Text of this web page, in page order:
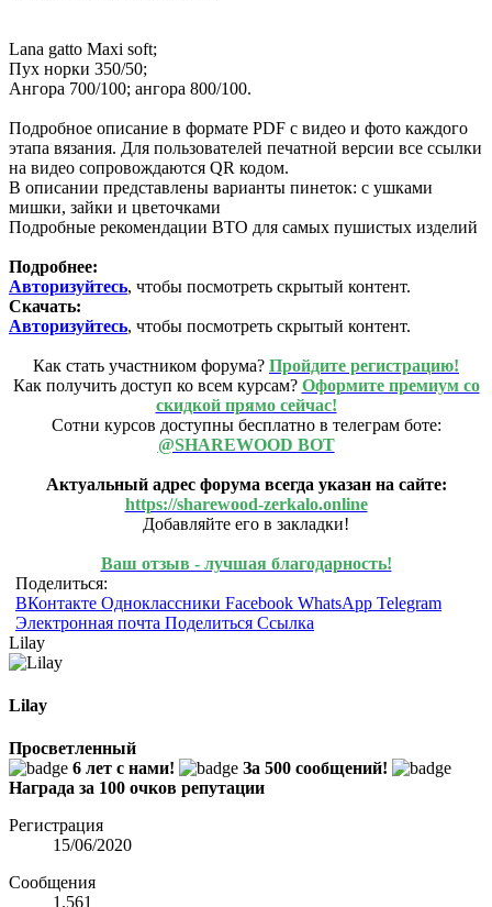
Lana gatto Maxi soft;
Пух норки 350/50;
Ангора 700/100; ангора 800/100.
Подробное описание в формате PDF с видео и фото каждого
этапа вязания. Для пользователей печатной версии все ссылки
на видео сопровождаются QR кодом.
В описании представлены варианты пинеток: с ушками
мишки, зайки и цветочками
Подробные рекомендации ВТО для самых пушистых изделий
Подробнее:
Авторизуйтесь, чтобы посмотреть скрытый контент.
Скачать:
Авторизуйтесь, чтобы посмотреть скрытый контент.
Как стать участником форума? Пройдите регистрацию!
Как получить доступ ко всем курсам? Оформите премиум со
скидкой прямо сейчас!
Сотни курсов доступны бесплатно в телеграм боте:
@SHAREWOOD BOT
Актуальный адрес форума всегда указан на сайте:
https://sharewood-zerkalo.online
Добавляйте его в закладки!
Ваш отзыв - лучшая благодарность!
Поделиться:
ВКонтакте Одноклассники Facebook WhatsApp Telegram
Электронная почта Поделиться Ссылка
Lilay
Lilay
Просветленный
6 лет с нами!
За 500 сообщений!
Награда за 100 очков репутации
Регистрация
15/06/2020
Сообщения
1.561